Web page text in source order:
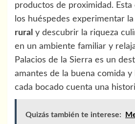
productos de proximidad.
los huéspedes experimentar la
rural y descubrir la riqueza
en un ambiente familiar y
Palacios de la Sierra es un
amantes de la buena comida
cada bocado cuenta una
Quizás también te interese: